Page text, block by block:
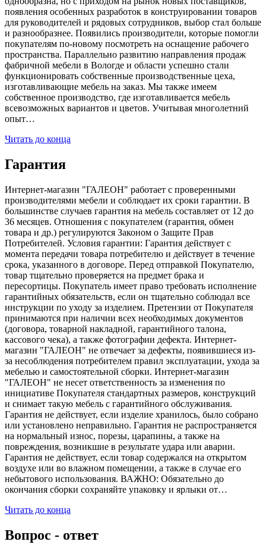
появления особенных разработок в конструировании товаров
для руководителей и рядовых сотрудников, выбор стал больше
и разнообразнее. Появились производители, которые помогли
покупателям по-новому посмотреть на оснащение рабочего
пространства. Параллельно развитию направления продаж
фабричной мебели в Вологде и области успешно стали
функционировать собственные производственные цеха,
изготавливающие мебель на заказ. Мы также имеем
собственное производство, где изготавливается мебель
всевозможных вариантов и цветов. Учитывая многолетний
опыт…
Читать до конца
Гарантия
Интернет-магазин "ГАЛЕОН" работает с проверенными
производителями мебели и соблюдает их сроки гарантии. В
большинстве случаев гарантия на мебель составляет от 12 до
36 месяцев. Отношения с покупателем (гарантия, обмен
товара и др.) регулируются Законом о Защите Прав
Потребителей. Условия гарантии: Гарантия действует с
момента передачи товара потребителю и действует в течение
срока, указанного в договоре. Перед отправкой Покупателю,
товар тщательно проверяется на предмет брака и
пересортицы. Покупатель имеет право требовать исполнение
гарантийных обязательств, если он тщательно соблюдал все
инструкции по уходу за изделием. Претензии от Покупателя
принимаются при наличии всех необходимых документов
(договора, товарной накладной, гарантийного талона,
кассового чека), а также фотографии дефекта. Интернет-
магазин "ГАЛЕОН" не отвечает за дефекты, появившиеся из-
за несоблюдения потребителем правил эксплуатации, ухода за
мебелью и самостоятельной сборки. Интернет-магазин
"ГАЛЕОН" не несет ответственность за изменения по
инициативе Покупателя стандартных размеров, конструкций
и снимает такую мебель с гарантийного обслуживания.
Гарантия не действует, если изделие хранилось, было собрано
или установлено неправильно. Гарантия не распространяется
на нормальный износ, порезы, царапины, а также на
повреждения, возникшие в результате удара или аварии.
Гарантия не действует, если товар содержался на открытом
воздухе или во влажном помещении, а также в случае его
небытового использования. ВАЖНО: Обязательно до
окончания сборки сохраняйте упаковку и ярлыки от…
Читать до конца
Вопрос - ответ